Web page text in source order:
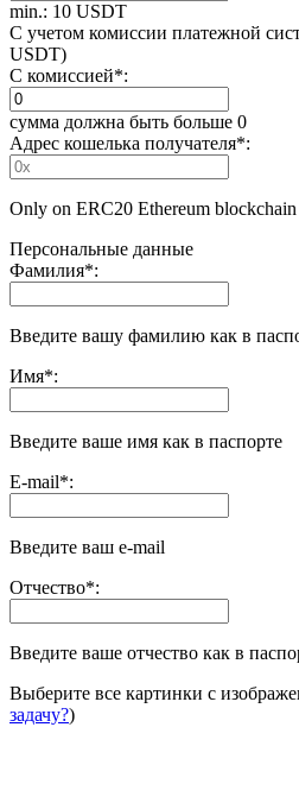
min.: 10 USDT
С учетом комиссии платежной
USDT)
С комиссией*:
сумма должна быть больше 0
Адрес кошелька получателя*:
Only on ERC20 Ethereum
Персональные данные
Фамилия*:
Введите вашу фамилию как в
Имя*:
Введите ваше имя как в паспорте
E-mail*:
Введите ваш e-mail
Отчество*:
Введите ваше отчество как в
Выберите все картинки с
задачу?)